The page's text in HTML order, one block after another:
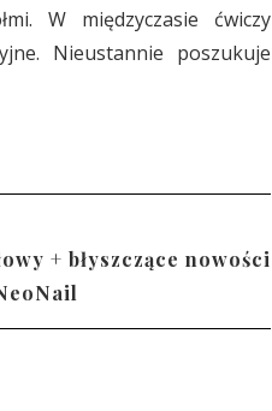
W międzyczasie ćwiczy
Nieustannie poszukuje
+ błyszczące nowości